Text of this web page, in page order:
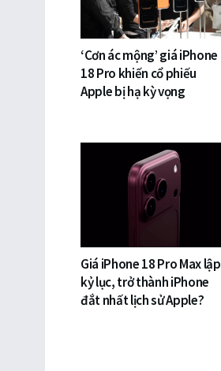
‘Cơn ác mộng’ giá iPhone
18 Pro khiến cổ phiếu
Apple bị hạ kỳ vọng
Giá iPhone 18 Pro Max lập
kỷ lục, trở thành iPhone
đắt nhất lịch sử Apple?